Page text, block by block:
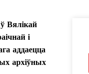
Вялікай
і
аддаецца
архіўных